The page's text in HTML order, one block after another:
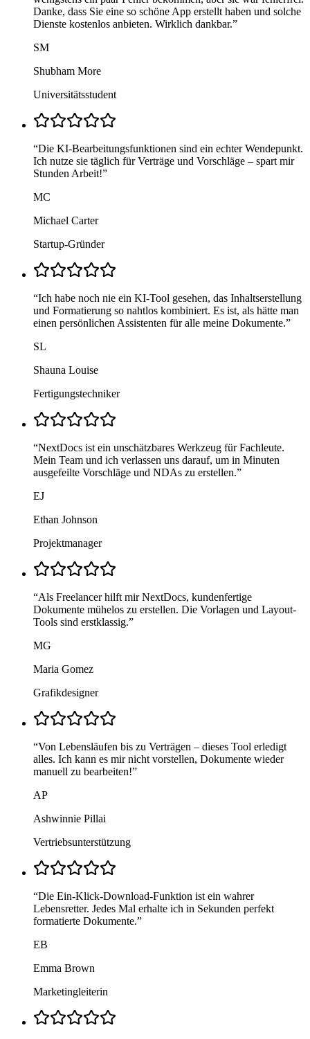
Danke, dass Sie eine so schöne App erstellt haben und solche
Dienste kostenlos anbieten. Wirklich dankbar.”
SM
Shubham More
Universitätsstudent
“Die KI-Bearbeitungsfunktionen sind ein echter Wendepunkt.
Ich nutze sie täglich für Verträge und Vorschläge – spart mir
Stunden Arbeit!”
MC
Michael Carter
Startup-Gründer
“Ich habe noch nie ein KI-Tool gesehen, das Inhaltserstellung
und Formatierung so nahtlos kombiniert. Es ist, als hätte man
einen persönlichen Assistenten für alle meine Dokumente.”
SL
Shauna Louise
Fertigungstechniker
“NextDocs ist ein unschätzbares Werkzeug für Fachleute.
Mein Team und ich verlassen uns darauf, um in Minuten
ausgefeilte Vorschläge und NDAs zu erstellen.”
EJ
Ethan Johnson
Projektmanager
“Als Freelancer hilft mir NextDocs, kundenfertige
Dokumente mühelos zu erstellen. Die Vorlagen und Layout-
Tools sind erstklassig.”
MG
Maria Gomez
Grafikdesigner
“Von Lebensläufen bis zu Verträgen – dieses Tool erledigt
alles. Ich kann es mir nicht vorstellen, Dokumente wieder
manuell zu bearbeiten!”
AP
Ashwinnie Pillai
Vertriebsunterstützung
“Die Ein-Klick-Download-Funktion ist ein wahrer
Lebensretter. Jedes Mal erhalte ich in Sekunden perfekt
formatierte Dokumente.”
EB
Emma Brown
Marketingleiterin